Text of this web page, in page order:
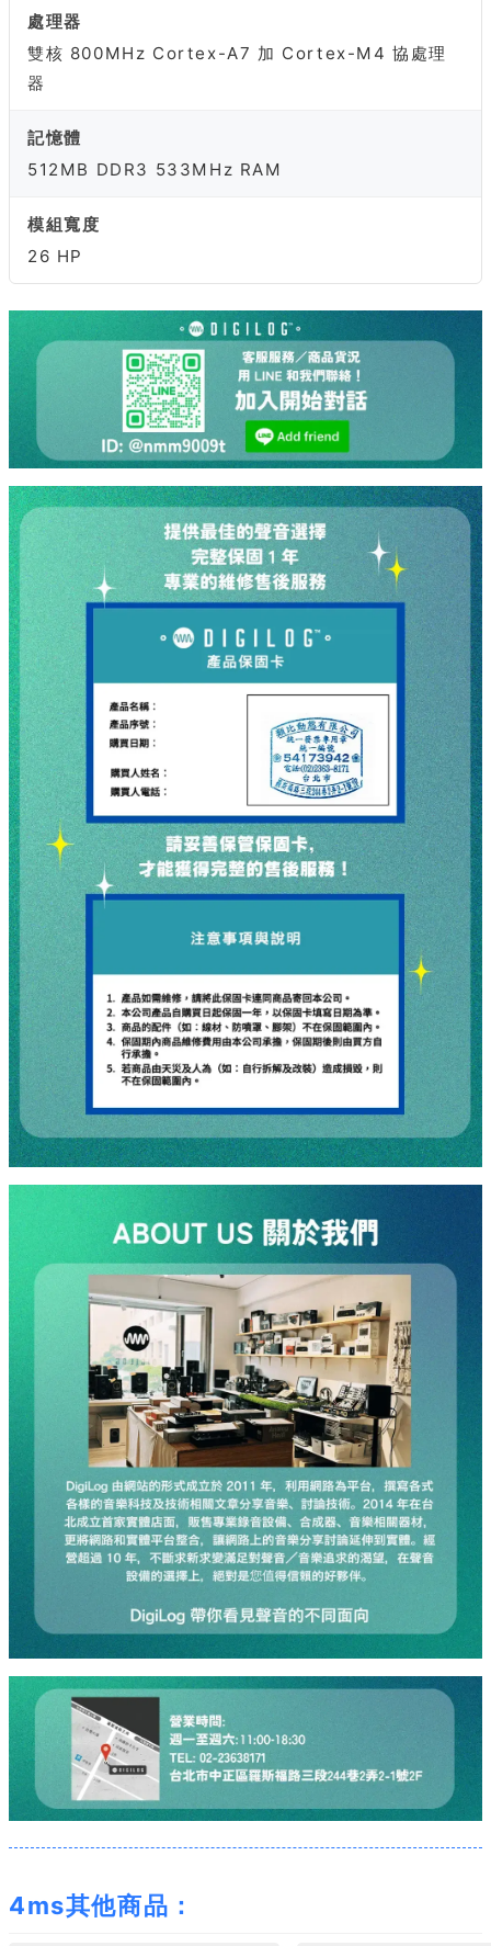
處理器
雙核 800MHz Cortex-A7 加 Cortex-M4 協處理
器
記憶體
512MB DDR3 533MHz RAM
模組寬度
26 HP
4ms其他商品：